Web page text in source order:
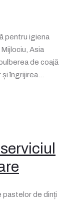
pentru igiena
Asia
de coajă
îngrijirea…
pastelor de dinți